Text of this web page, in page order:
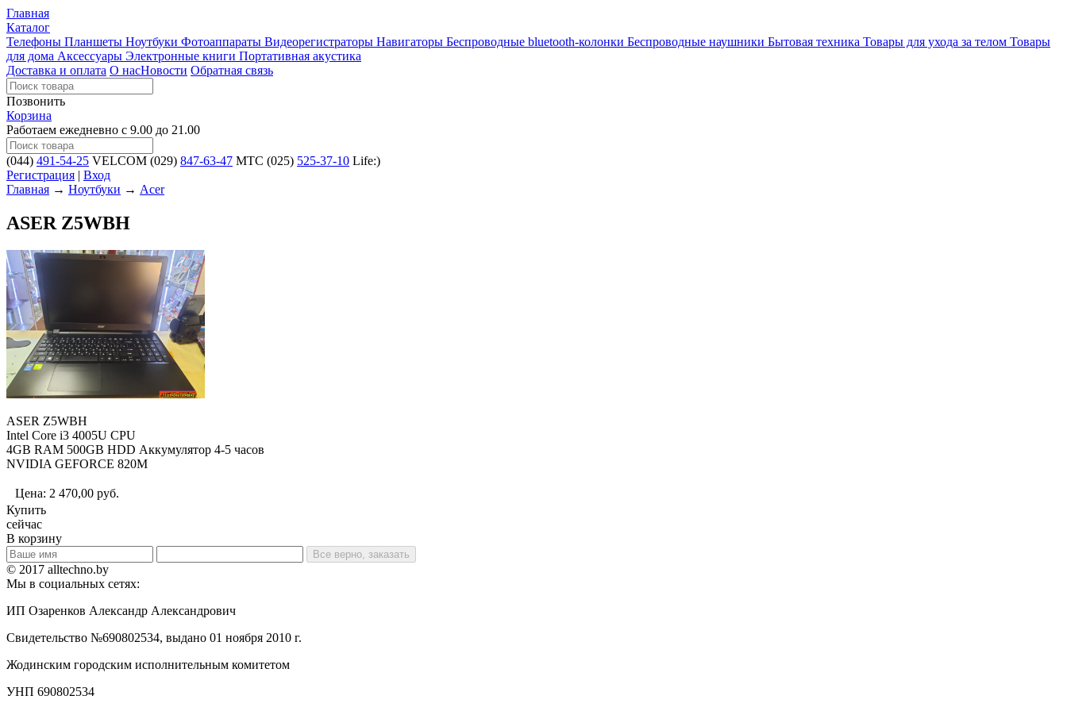
Главная
Каталог
Телефоны Планшеты Ноутбуки Фотоаппараты Видеорегистраторы Навигаторы Беспроводные bluetooth-колонки Беспроводные наушники Бытовая техника Товары для ухода за телом Товары
для дома Аксессуары Электронные книги Портативная акустика
Доставка и оплата О насНовости Обратная связь
Позвонить
Корзина
Работаем ежедневно с 9.00 до 21.00
(044) 491-54-25 VELCOM (029) 847-63-47 MTC (025) 525-37-10 Life:)
Регистрация | Вход
Главная → Ноутбуки → Acer
ASER Z5WBH
ASER Z5WBH
Intel Core i3 4005U CPU
4GB RAM 500GB HDD Аккумулятор 4-5 часов
NVIDIA GEFORCE 820M
Цена: 2 470,00 руб.
Купить
сейчас
В корзину
Все верно, заказать
© 2017 alltechno.by
Мы в социальных сетях:
ИП Озаренков Александр Александрович
Свидетельство №690802534, выдано 01 ноября 2010 г.
Жодинским городским исполнительным комитетом
УНП 690802534